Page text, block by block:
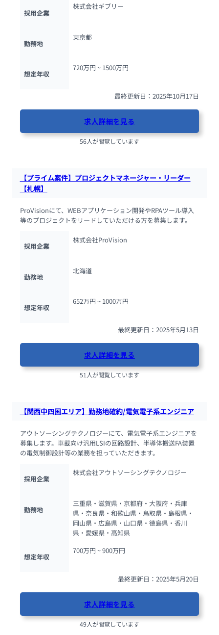
採用企業
株式会社ギブリー
勤務地
東京都
想定年収
720万円 ~ 1500万円
最終更新日：2025年10月17日
求人詳細を見る
56人が閲覧しています
【プライム案件】プロジェクトマネージャー・リーダー
【札幌】
ProVisionにて、WEBアプリケーション開発やRPAツール導入
等のプロジェクトをリードしていただける方を募集します。
採用企業
株式会社ProVision
勤務地
北海道
想定年収
652万円 ~ 1000万円
最終更新日：2025年5月13日
求人詳細を見る
51人が閲覧しています
【関西中四国エリア】勤務地確約/電気電子系エンジニア
アウトソーシングテクノロジーにて、電気電子系エンジニアを
募集します。車載向け汎用LSIの回路設計、半導体搬送FA装置
の電気制御設計等の業務を担っていただきます。
採用企業
株式会社アウトソーシングテクノロジー
勤務地
三重県・滋賀県・京都府・大阪府・兵庫
県・奈良県・和歌山県・鳥取県・島根県・
岡山県・広島県・山口県・徳島県・香川
県・愛媛県・高知県
想定年収
700万円 ~ 900万円
最終更新日：2025年5月20日
求人詳細を見る
49人が閲覧しています